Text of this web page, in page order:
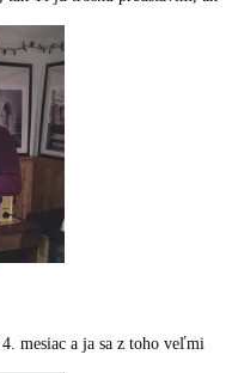
mesiac a ja sa z toho veľmi